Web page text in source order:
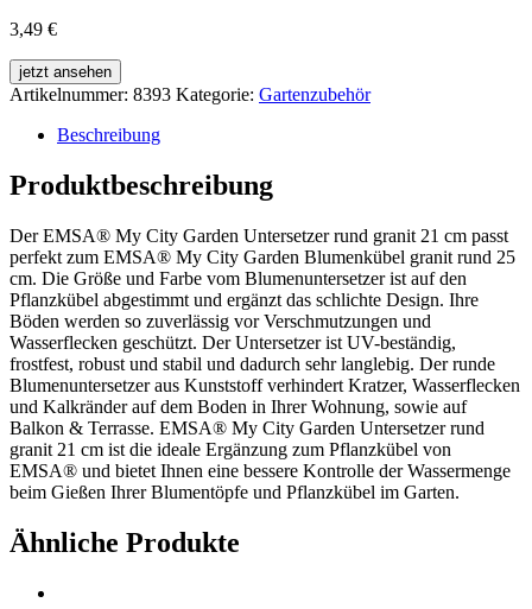
3,49 €
jetzt ansehen
Artikelnummer: 8393 Kategorie: Gartenzubehör
Beschreibung
Produktbeschreibung
Der EMSA® My City Garden Untersetzer rund granit 21 cm passt
perfekt zum EMSA® My City Garden Blumenkübel granit rund 25
cm. Die Größe und Farbe vom Blumenuntersetzer ist auf den
Pflanzkübel abgestimmt und ergänzt das schlichte Design. Ihre
Böden werden so zuverlässig vor Verschmutzungen und
Wasserflecken geschützt. Der Untersetzer ist UV-beständig,
frostfest, robust und stabil und dadurch sehr langlebig. Der runde
Blumenuntersetzer aus Kunststoff verhindert Kratzer, Wasserflecken
und Kalkränder auf dem Boden in Ihrer Wohnung, sowie auf
Balkon & Terrasse. EMSA® My City Garden Untersetzer rund
granit 21 cm ist die ideale Ergänzung zum Pflanzkübel von
EMSA® und bietet Ihnen eine bessere Kontrolle der Wassermenge
beim Gießen Ihrer Blumentöpfe und Pflanzkübel im Garten.
Ähnliche Produkte